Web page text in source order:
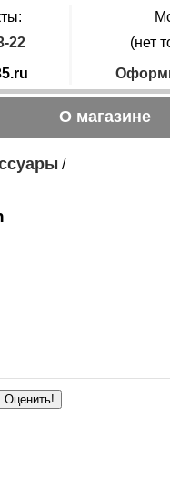
22
(нет
О магазине
/